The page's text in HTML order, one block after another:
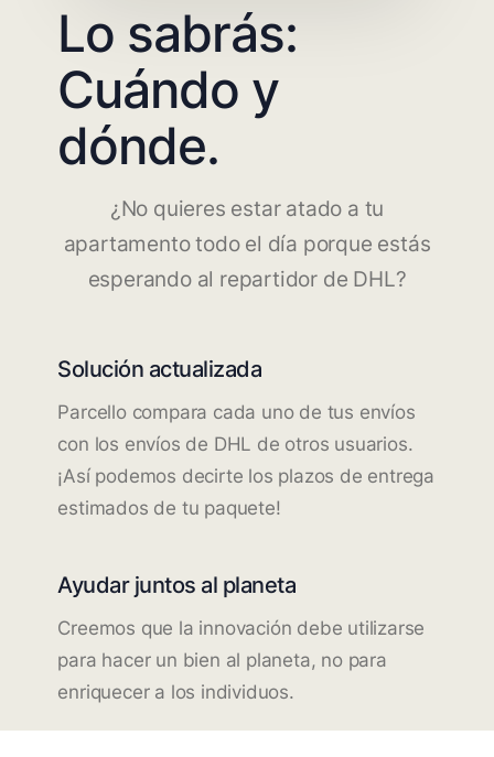
Lo sabrás:
Cuándo y
dónde.
¿No quieres estar atado a tu
apartamento todo el día porque estás
esperando al repartidor de DHL?
Solución actualizada
Parcello compara cada uno de tus envíos
con los envíos de DHL de otros usuarios.
¡Así podemos decirte los plazos de entrega
estimados de tu paquete!
Ayudar juntos al planeta
Creemos que la innovación debe utilizarse
para hacer un bien al planeta, no para
enriquecer a los individuos.